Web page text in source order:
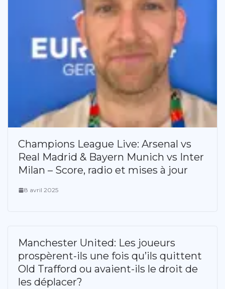
Champions League Live: Arsenal vs
Real Madrid & Bayern Munich vs Inter
Milan – Score, radio et mises à jour
8 avril 2025
Manchester United: Les joueurs
prospèrent-ils une fois qu’ils quittent
Old Trafford ou avaient-ils le droit de
les déplacer?